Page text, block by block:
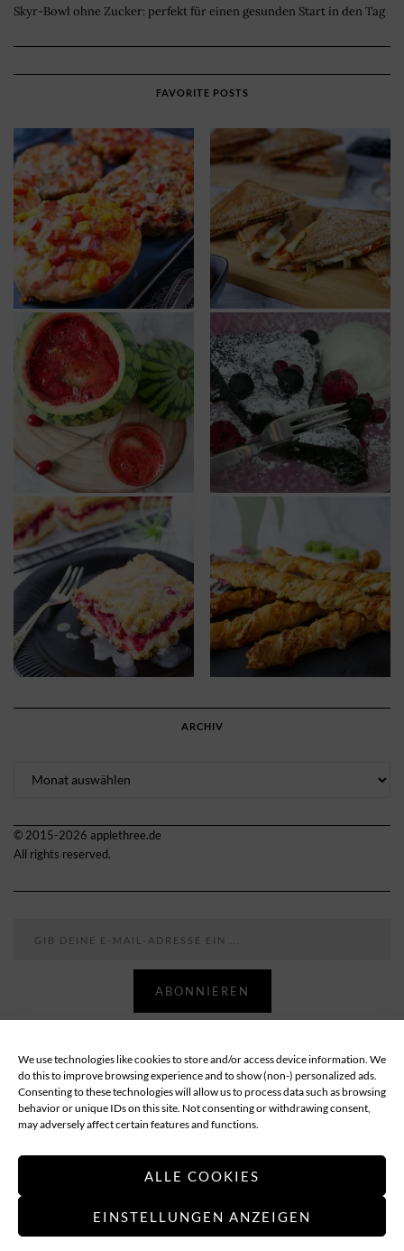
We use technologies like cookies to store and/or access device information. We
do this to improve browsing experience and to show (non-) personalized ads.
Consenting to these technologies will allow us to process data such as browsing
behavior or unique IDs on this site. Not consenting or withdrawing consent,
may adversely affect certain features and functions.
ALLE COOKIES
EINSTELLUNGEN ANZEIGEN
Skyr-Bowl ohne Zucker: perfekt für einen gesunden Start in den Tag
FAVORITE POSTS
ARCHIV
© 2015-2026 applethree.de
All rights reserved.
ABONNIEREN
Follow
ABOUT DATENSCHUTZ
IMPRESSUM
COOKIE-RICHTLINIE (EU)
Applethree – Food | Travel | Games